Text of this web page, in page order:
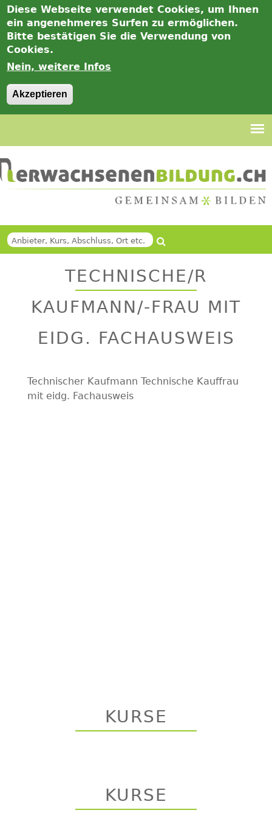
Diese Webseite verwendet Cookies, um Ihnen
ein angenehmeres Surfen zu ermöglichen.
Bitte bestätigen Sie die Verwendung von
Cookies.
Nein, weitere Infos
Akzeptieren
Suche
Back
TECHNISCHE/R
KAUFMANN/-FRAU MIT
EIDG. FACHAUSWEIS
Technischer Kaufmann Technische Kauffrau
mit eidg. Fachausweis
KURSE
KURSE